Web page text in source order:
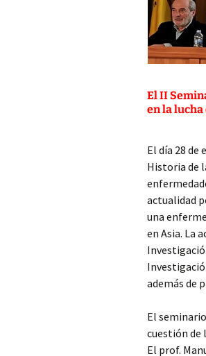
El II
en la
El día 28 de
Historia de
actualidad
una
en Asia. La
además de
El
cuestión de
El prof.